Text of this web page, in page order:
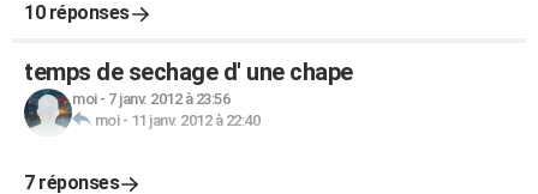
10 réponses
temps de sechage d' une chape
moi- 7 janv. 2012 à 23:56
moi- 11 janv. 2012 à 22:40
7 réponses